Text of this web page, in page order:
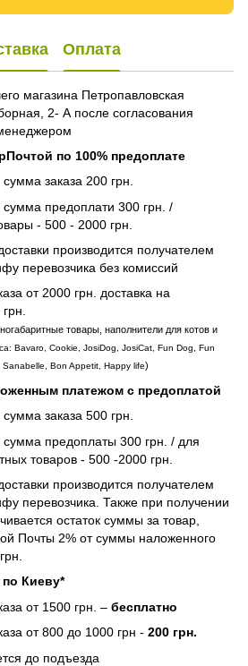
Оплата
магазина Петропавловская
2- А после согласования
по 100% предоплате
заказа 200 грн.
предоплати 300 грн. /
- 500 - 2000 грн.
производится получателем
перевозчика без комиссий
от 2000 грн. доставка на
товары, наполнители для котов и
Bavaro, Cookie, JosiDog, JosiCat, Fun Dog, Fun
Bon Appetit, Happy life)
платежом с предоплатой
заказа 500 грн.
предоплаты 300 грн. / для
товаров - 500 -2000 грн.
производится получателем
перевозчика. Также при получении
остаток суммы за товар,
Почты 2% от суммы наложенного
Киеву*
от 1500 грн. – бесплатно
от 800 до 1000 грн - 200 грн.
до подъезда